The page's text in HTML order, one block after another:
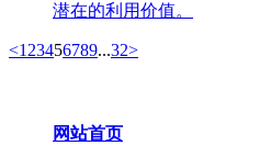
潜在的利用价值。
<1 23456789...32>
网站首页